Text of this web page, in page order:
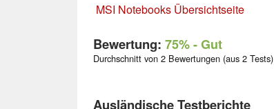
MSI Notebooks Übersichtseite
Bewertung: 75%- Gut
Durchschnitt von 2 Bewertungen (aus 2 Tests)
Ausländische Testberichte